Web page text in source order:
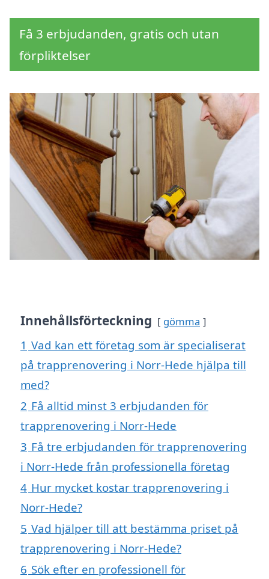
Få 3 erbjudanden, gratis och utan
förpliktelser
Innehållsförteckning gömma
1 Vad kan ett företag som är specialiserat
på trapprenovering i Norr-Hede hjälpa till
med?
2 Få alltid minst 3 erbjudanden för
trapprenovering i Norr-Hede
3 Få tre erbjudanden för trapprenovering
i Norr-Hede från professionella företag
4 Hur mycket kostar trapprenovering i
Norr-Hede?
5 Vad hjälper till att bestämma priset på
trapprenovering i Norr-Hede?
6 Sök efter en professionell för